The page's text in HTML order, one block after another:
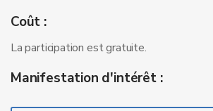
Coût :
La participation est gratuite.
Manifestation d'intérêt :